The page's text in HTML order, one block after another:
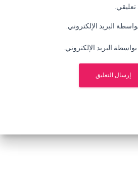
البريد الإلكتروني.
البريد الإلكتروني.